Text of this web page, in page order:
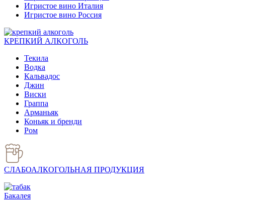
Игристое вино Италия
Игристое вино Россия
КРЕПКИЙ АЛКОГОЛЬ
Текила
Водка
Кальвадос
Джин
Виски
Граппа
Арманьяк
Коньяк и бренди
Ром
СЛАБОАЛКОГОЛЬНАЯ ПРОДУКЦИЯ
Бакалея